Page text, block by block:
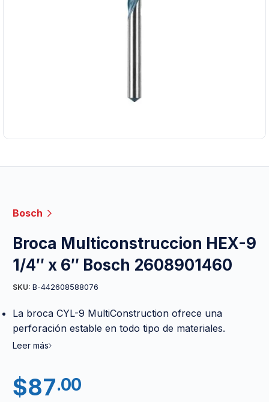
Bosch
Broca Multiconstruccion HEX-9
1/4″ x 6″ Bosch 2608901460
SKU: B-442608588076
La broca CYL-9 MultiConstruction ofrece una
perforación estable en todo tipo de materiales.
Leer más
$87.00